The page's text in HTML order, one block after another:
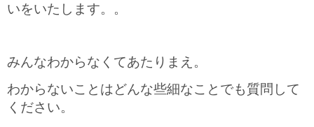
いをいたします。。
みんなわからなくてあたりまえ。
わからないことはどんな些細なことでも質問して
ください。